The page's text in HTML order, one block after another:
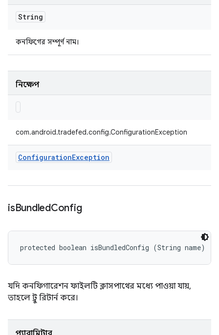
String
কনফিগের সম্পূর্ণ নাম।
নিক্ষেপ
com.android.tradefed.config.ConfigurationException
ConfigurationException
isBundledConfig
protected boolean isBundledConfig (String name)
যদি কনফিগারেশন ফাইলটি ক্লাসপাথের মধ্যে পাওয়া যায়,
তাহলে ট্রু রিটার্ন করে।